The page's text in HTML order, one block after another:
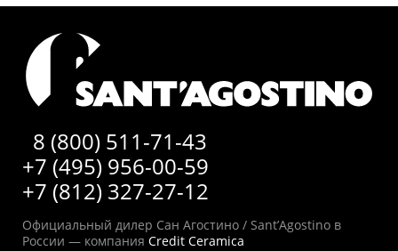
8 (800) 511-71-43
+7 (495) 956-00-59
+7 (812) 327-27-12
Официальный дилер Сан Агостино / Sant’Agostino в
России — компания Credit Ceramica